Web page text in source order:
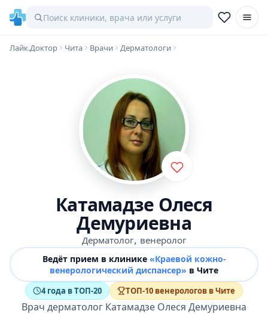
Лайк.Доктор Чита Врачи Дерматологи
Катамадзе Олеся
Демуриевна
Дерматолог, венеролог
Ведёт прием в клинике «Краевой кожно-
венерологический диспансер» в Чите
4 года в ТОП-20 ТОП-10 венерологов в Чите
Врач дерматолог Катамадзе Олеся Демуриевна